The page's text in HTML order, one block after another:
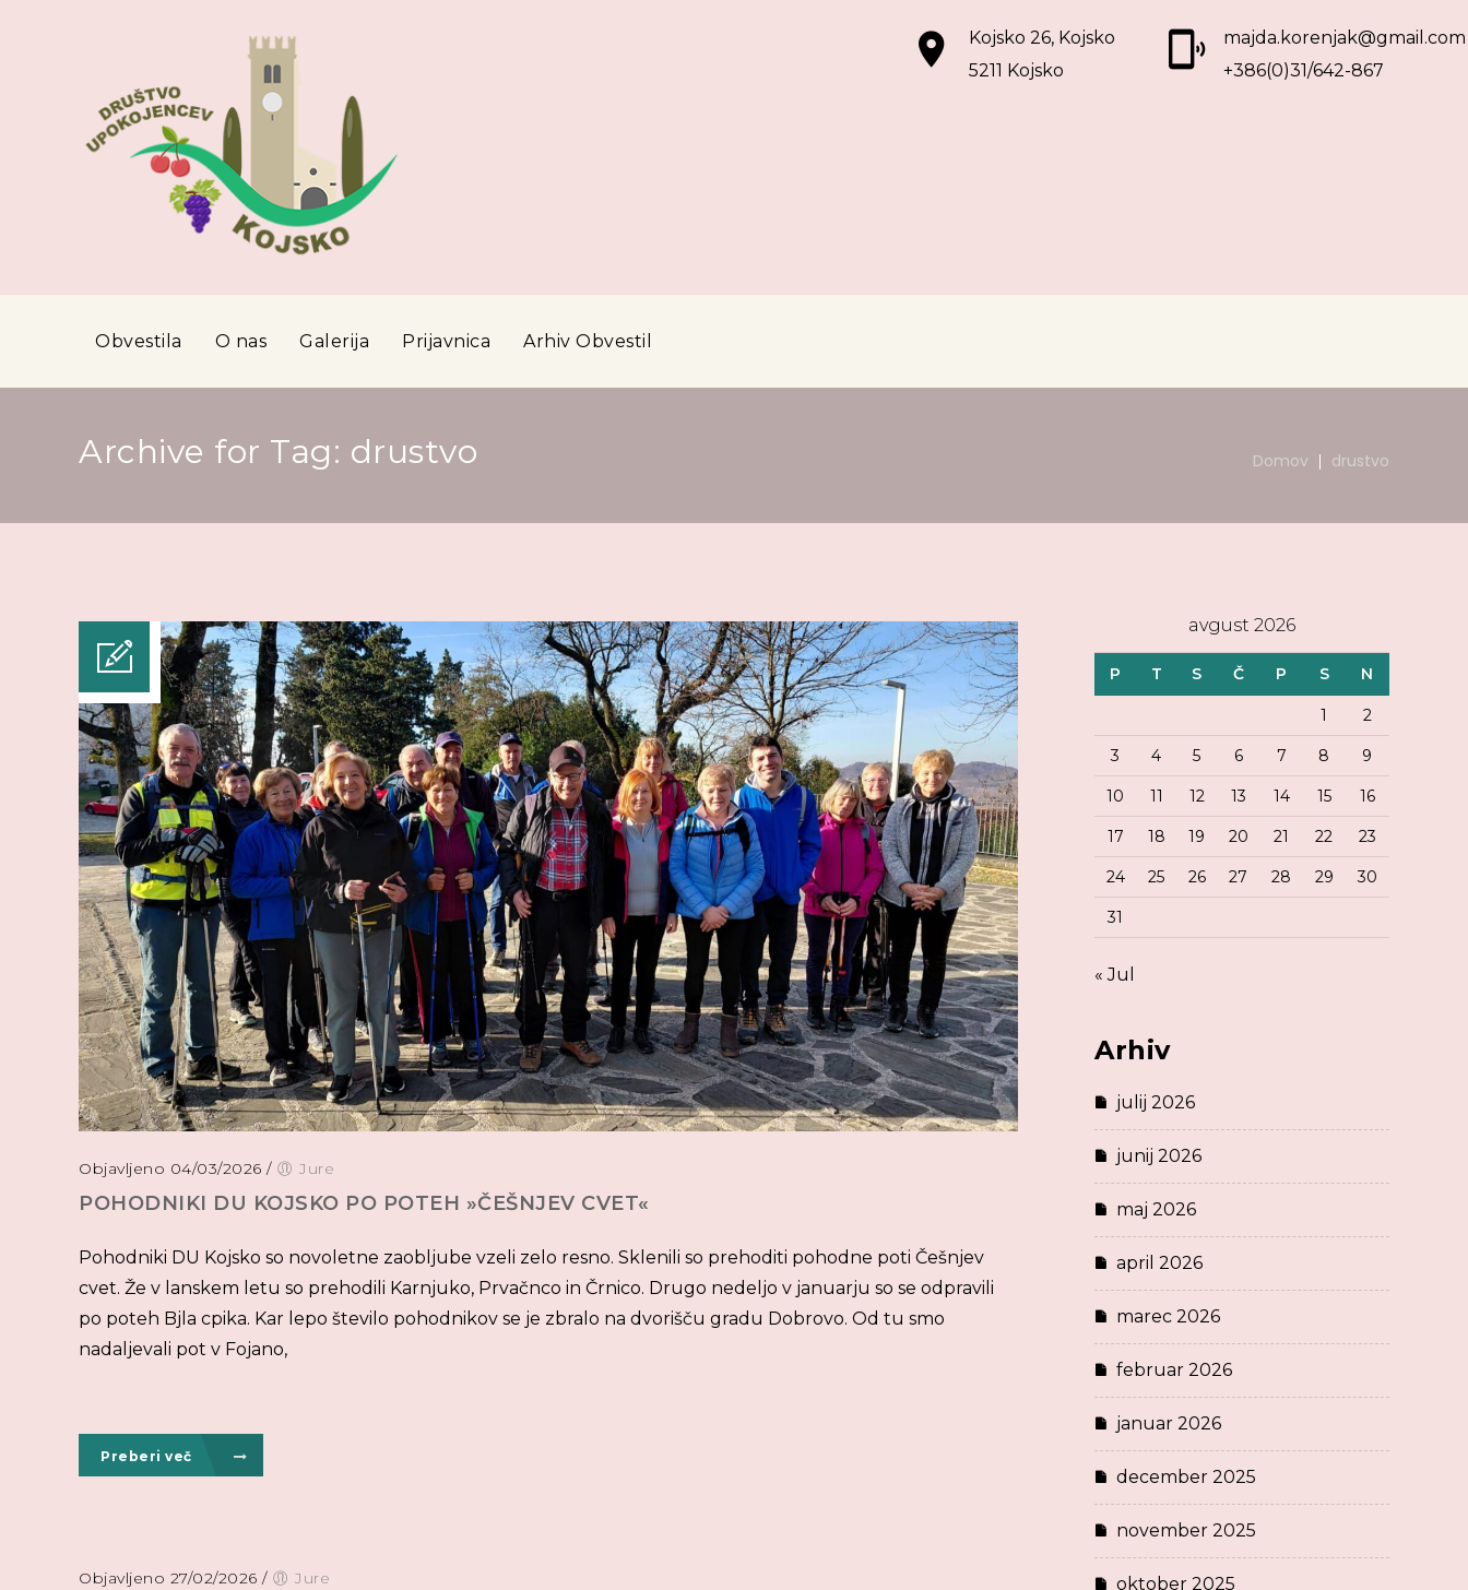
Kojsko 26, Kojsko
5211 Kojsko
majda.korenjak@gmail.com
+386(0)31/642-867
Obvestila O nas Galerija Prijavnica Arhiv Obvestil
Archive for Tag: drustvo Domov drustvo
Objavljeno 04/03/2026 / Jure
POHODNIKI DU KOJSKO PO POTEH »ČEŠNJEV CVET«
Pohodniki DU Kojsko so novoletne zaobljube vzeli zelo resno. Sklenili so prehoditi pohodne poti Češnjev
cvet. Že v lanskem letu so prehodili Karnjuko, Prvačnco in Črnico. Drugo nedeljo v januarju so se odpravili
po poteh Bjla cpika. Kar lepo število pohodnikov se je zbralo na dvorišču gradu Dobrovo. Od tu smo
nadaljevali pot v Fojano,
Preberi več
Objavljeno 27/02/2026 / Jure
avgust 2026
P T S Č P S N
1 2
3 4 5 6 7 8 9
10 11 12 13 14 15 16
17 18 19 20 21 22 23
24 25 26 27 28 29 30
31
« Jul
Arhiv
julij 2026
junij 2026
maj 2026
april 2026
marec 2026
februar 2026
januar 2026
december 2025
november 2025
oktober 2025